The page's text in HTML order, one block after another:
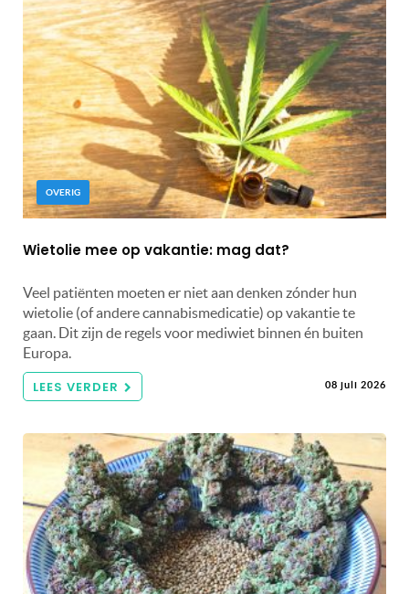
OVERIG
Wietolie mee op vakantie: mag dat?
Veel patiënten moeten er niet aan denken zónder hun
wietolie (of andere cannabismedicatie) op vakantie te
gaan. Dit zijn de regels voor mediwiet binnen én buiten
Europa.
LEES VERDER 08 juli 2026